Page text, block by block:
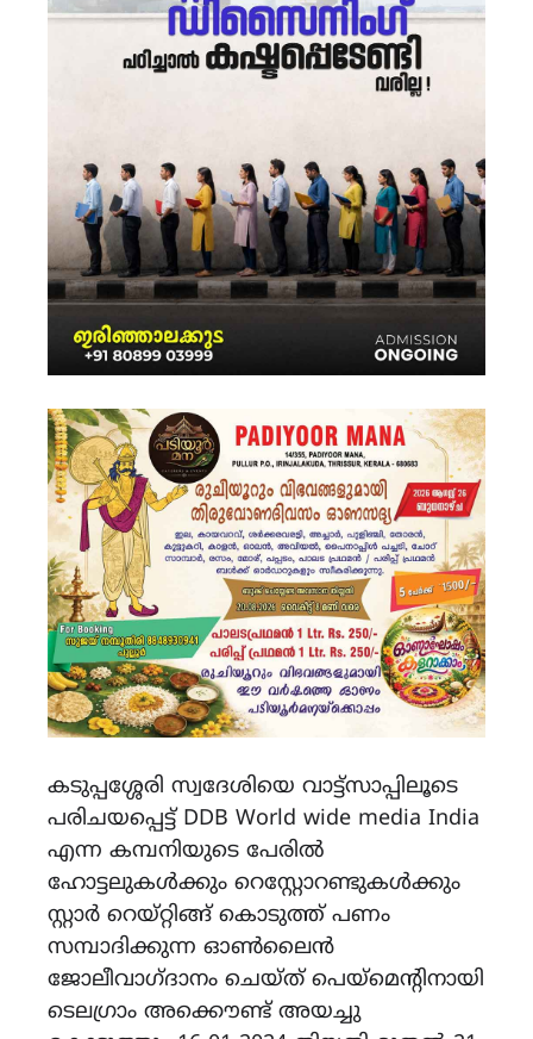
കടുപ്പശ്ശേരി സ്വദേശിയെ വാട്ട്സാപ്പിലൂടെ
പരിചയപ്പെട്ട് DDB World wide media India
എന്ന കമ്പനിയുടെ പേരിൽ
ഹോട്ടലുകൾക്കും റെസ്റ്റോറണ്ടുകൾക്കും
സ്റ്റാർ റെയ്റ്റിങ്ങ് കൊടുത്ത് പണം
സമ്പാദിക്കുന്ന ഓൺലൈൻ
ജോലീവാഗ്ദാനം ചെയ്ത് പെയ്‌മെന്റിനായി
ടെലഗ്രാം അക്കൌണ്ട് അയച്ചു